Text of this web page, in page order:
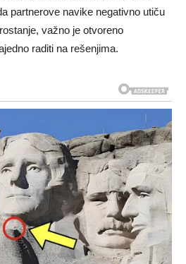
partnerove navike negativno utiču
važno je otvoreno
raditi na rešenjima.